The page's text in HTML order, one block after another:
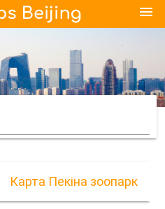
menu
Карта Пекіна зоопарк